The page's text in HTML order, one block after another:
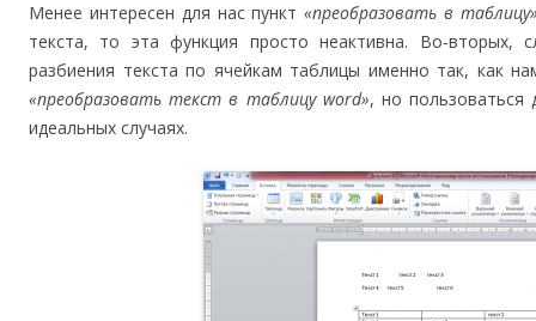
Менее интересен для нас пункт«преобразовать в
текста, то эта функция просто неактивна. Во-
разбиения текста по ячейкам таблицы именно так, как
«преобразовать текст в таблицу word», но пользоваться
идеальных случаях.